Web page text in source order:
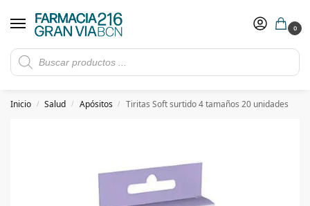
0
Rebajas de verano hasta -30%
​ 5€ de descuento con el cupón 5GRANVIA (compras superiores a 150€)
Inicio / Salud / Apósitos / Tiritas Soft surtido 4 tamaños 20 unidades